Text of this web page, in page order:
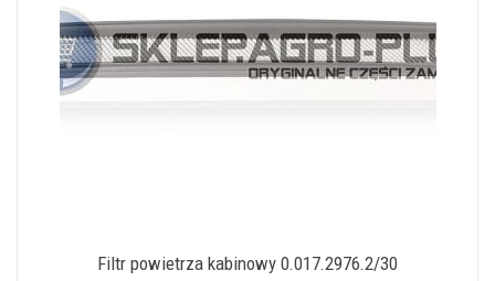
Filtr powietrza kabinowy 0.017.2976.2/30